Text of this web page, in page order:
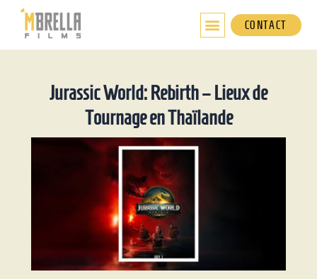
contenu
CONTACT
Jurassic World: Rebirth – Lieux de
Tournage en Thaïlande